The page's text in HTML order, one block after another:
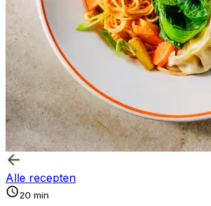
Alle recepten
20 min